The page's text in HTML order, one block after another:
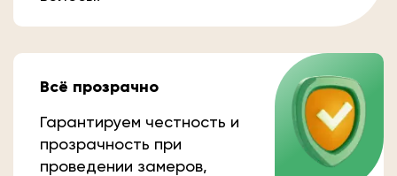
Всё прозрачно
Гарантируем честность и
прозрачность при
проведении замеров,